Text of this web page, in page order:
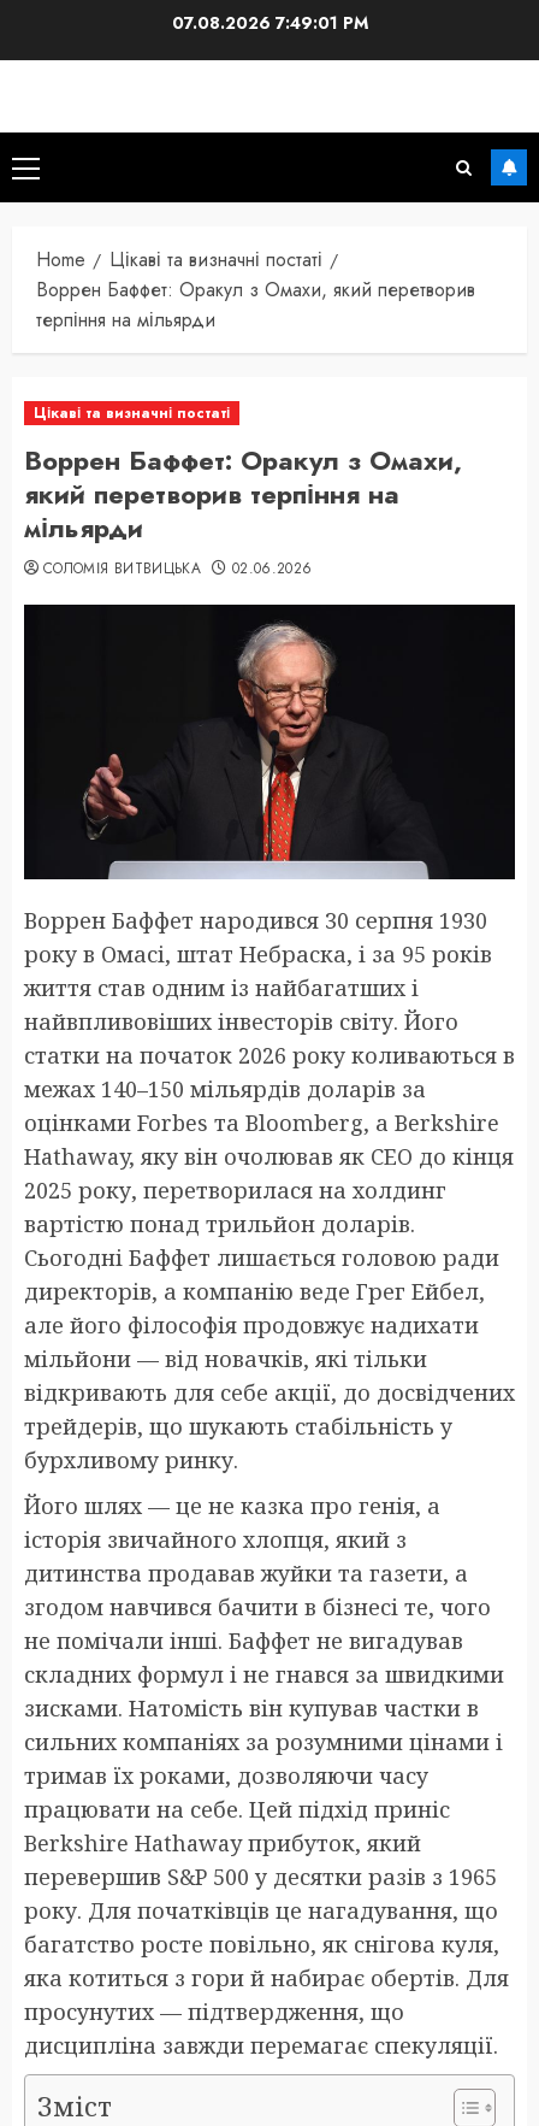
07.08.2026 7:49:02 PM
Primary
Menu
Home
Цікаві та визначні постаті
Воррен Баффет: Оракул з Омахи, який перетворив
терпіння на мільярди
Цікаві та визначні постаті
Воррен Баффет: Оракул з Омахи,
який перетворив терпіння на
мільярди
СОЛОМІЯ ВИТВИЦЬКА 02.06.2026
Воррен Баффет народився 30 серпня 1930
року в Омасі, штат Небраска, і за 95 років
життя став одним із найбагатших і
найвпливовіших інвесторів світу. Його
статки на початок 2026 року коливаються в
межах 140–150 мільярдів доларів за
оцінками Forbes та Bloomberg, а Berkshire
Hathaway, яку він очолював як CEO до кінця
2025 року, перетворилася на холдинг
вартістю понад трильйон доларів.
Сьогодні Баффет лишається головою ради
директорів, а компанію веде Грег Ейбел,
але його філософія продовжує надихати
мільйони — від новачків, які тільки
відкривають для себе акції, до досвідчених
трейдерів, що шукають стабільність у
бурхливому ринку.
Його шлях — це не казка про генія, а
історія звичайного хлопця, який з
дитинства продавав жуйки та газети, а
згодом навчився бачити в бізнесі те, чого
не помічали інші. Баффет не вигадував
складних формул і не гнався за швидкими
зисками. Натомість він купував частки в
сильних компаніях за розумними цінами і
тримав їх роками, дозволяючи часу
працювати на себе. Цей підхід приніс
Berkshire Hathaway прибуток, який
перевершив S&P 500 у десятки разів з 1965
року. Для початківців це нагадування, що
багатство росте повільно, як снігова куля,
яка котиться з гори й набирає обертів. Для
просунутих — підтвердження, що
дисципліна завжди перемагає спекуляції.
Зміст